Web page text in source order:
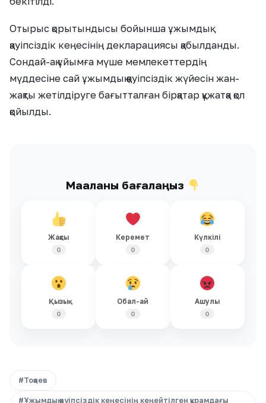
Отырыс қорытындысы бойынша ұжымдық
қауіпсіздік кеңесінің декларациясы қабылданды.
Сондай-ақ ұйымға мүше мемлекеттердің
мүддесіне сай ұжымдық қауіпсіздік жүйесін жан-
жақты жетілдіруге бағытталған бірқатар құжатқа қол
қойылды.
Мақаланы бағалаңыз
Жақсы
0
Керемет
0
Күлкілі
0
Қызық
0
Обал-ай
0
Ашулы
0
#Тоқаев
#Ұжымдық қауіпсіздік кеңесінің кеңейтілген құрамдағы